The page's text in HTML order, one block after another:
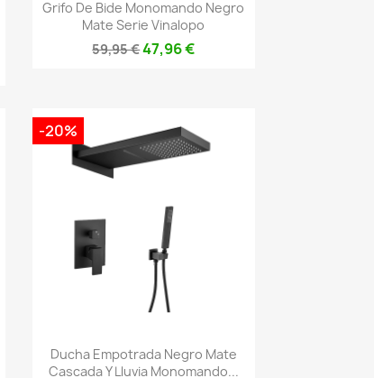
Grifo De Bide Monomando Negro
Mate Serie Vinalopo
59,95 €47,96 €
Vista rápida
Ducha Empotrada Negro Mate
Cascada Y Lluvia Monomando...
-20%